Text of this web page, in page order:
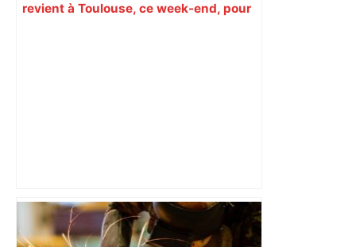
revient à Toulouse, ce week-end, pour
Calendrier infernal pour Toulouse,
Montpellier et Pau à l'affût : la fin de